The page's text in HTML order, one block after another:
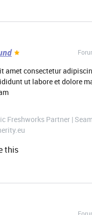
amet consectetur
ut labore et dolore
Freshworks Partner |
this